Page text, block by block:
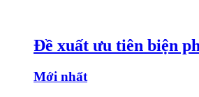
Đề xuất ưu tiên biện
Mới nhất